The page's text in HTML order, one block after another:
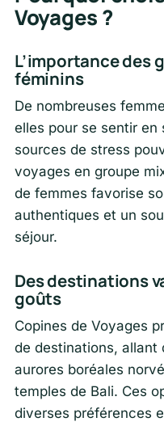
Voyages ?
L’importance des
féminins
De nombreuses
elles pour se sentir
sources de stress
voyages en groupe
de femmes favorise
authentiques et un
séjour.
Des destinations
goûts
Copines de Voyages
de destinations, allant
aurores boréales
temples de Bali. Ces
diverses préférences